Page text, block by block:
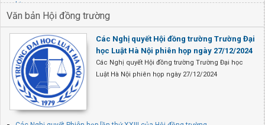
kỳ
Danh sách giảng viên, chuyên gia thỉnh giảng các chương trình đào tạo
đại học của Trường Đại học Luật Hà Nội (năm 2021)
Văn bản Hội đồng trường
Các Nghị quyết Hội đồng trường Trường Đại
học Luật Hà Nội phiên họp ngày 27/12/2024
Các Nghị quyết Hội đồng trường Trường Đại học
Luật Hà Nội phiên họp ngày 27/12/2024